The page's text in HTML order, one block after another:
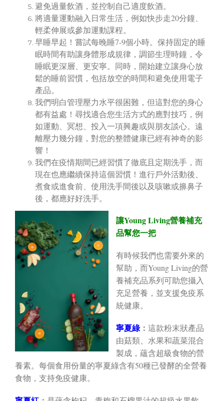
避免過量飲酒，並控制自己適度飲酒。
將適量運動融入日常生活，例如快步走20分鐘、
輕柔伸展或參加運動課程。
早睡早起！嘗試每晚睡7-9個小時。保持固定的睡
眠時間有助讓身體形成規律，調節生理時鐘，令
睡眠更深層、更安寧。同時，開始建立讓身心放
鬆的睡前習慣，包括放空的時間和避免使用電子
產品。
我們明白管理壓力水平很困難，但這對您的身心
都有益處！尋找適合您生活方式的應對技巧，例
如運動、冥想、投入一項興趣或與朋友談心。遠
離壓力幾分鐘，對您的整體健康已經有神奇的影
響！
我們在疫情期間已經習慣了徹底且定期洗手，而
現在也應繼續保持這個習慣！進行戶外活動後、
煮食或進食前、使用洗手間後以及咳嗽或擤鼻子
後，都應好好洗手。
讓Young Living營養補充
品幫您一把
有時候我們也需要外來的
幫助，而Young Living的營
養補充品系列可助您攝入
充足營養，並支援免疫系
統健康。
寧夏綠： 這款粉末狀產品
由菇類、水果和蔬菜混合
製成，蘊含超級食物的營
養素。每個食用份量的寧夏綠含有50種已發酵的全營養
食物，支持免疫健康。